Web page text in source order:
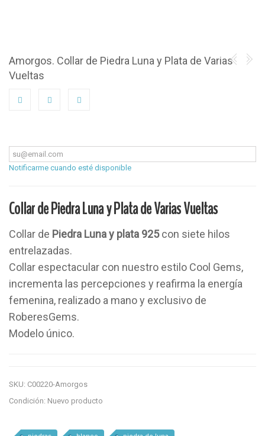
Amorgos. Collar de Piedra Luna y Plata de Varias
Vueltas
Notificarme cuando esté disponible
Collar de Piedra Luna y Plata de Varias Vueltas
Collar de Piedra Luna y plata 925con siete hilos
entrelazadas.
Collar espectacular con nuestro estilo Cool Gems,
incrementa las percepciones y reafirma la energía
femenina, realizado a mano y exclusivo de
RoberesGems.
Modelo único.
SKU: C00220-Amorgos
Condición: Nuevo producto